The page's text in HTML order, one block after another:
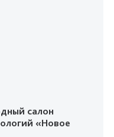
салон
«Новое